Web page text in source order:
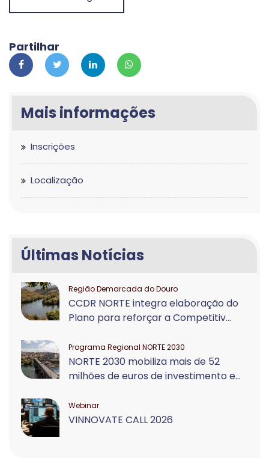
Partilhar
Mais informações
Inscrições
Localização
Últimas Notícias
Região Demarcada do Douro
CCDR NORTE integra elaboração do
Plano para reforçar a Competitiv...
Programa Regional NORTE 2030
NORTE 2030 mobiliza mais de 52
milhões de euros de investimento e...
Webinar
VINNOVATE CALL 2026